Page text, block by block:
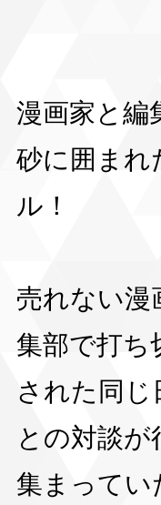
漫画家と編
砂に囲まれ
ル！
売れない漫
集部で打ち
された同じ
との対談
集まってい